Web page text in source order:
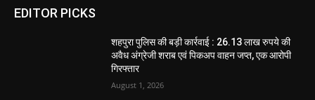
EDITOR PICKS
शहपुरा पुलिस की बड़ी कार्रवाई : 26.13 लाख रुपये की
अवैध अंग्रेजी शराब एवं पिकअप वाहन जप्त, एक आरोपी
गिरफ्तार
August 1, 2026